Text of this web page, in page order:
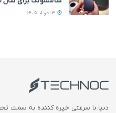
دنیا با سرعتی خیره کننده به سمت